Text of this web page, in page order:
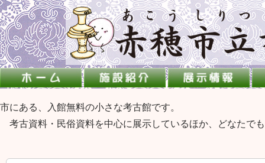
市にある、入館無料の小さな考古館です。
考古資料・民俗資料を中心に展示しているほか、どなたで